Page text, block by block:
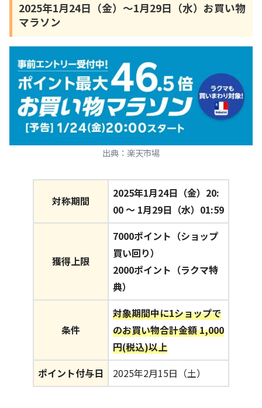
2025年1月24日（金）～1月29日（水）お買い物
マラソン
出典：楽天市場
対称期間
2025年1月24日（金）20:
00 〜 1月29日（水）01:59
獲得上限
7000ポイント（ショップ
買い回り）
2000ポイント（ラクマ特
典）
条件
対象期間中に1ショップで
のお買い物合計金額 1,000
円(税込)以上
ポイント付与日
2025年2月15日（土）